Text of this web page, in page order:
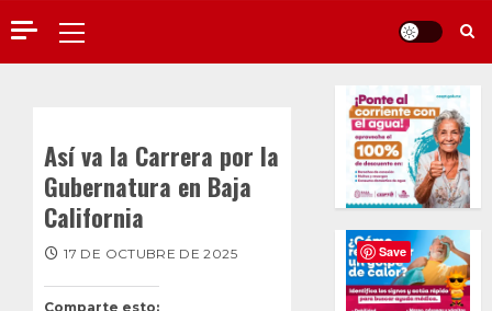
Menú
principal
Así va la Carrera por la
Gubernatura en Baja
California
Comparte esto:
17 DE OCTUBRE DE 2025 Save